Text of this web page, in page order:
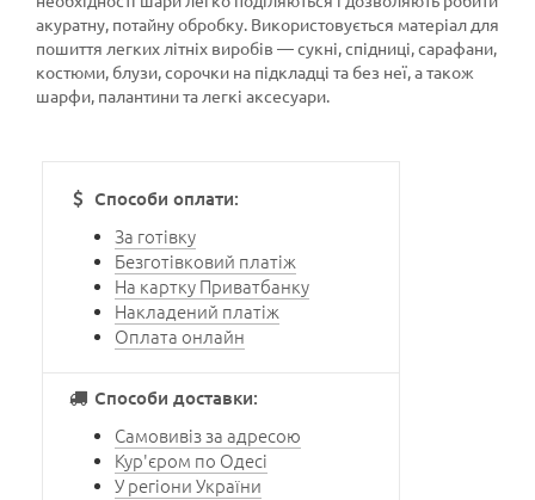
акуратну, потайну обробку. Використовується матеріал для
пошиття легких літніх виробів — сукні, спідниці, сарафани,
костюми, блузи, сорочки на підкладці та без неї, а також
шарфи, палантини та легкі аксесуари.
Способи оплати:
За готівку
Безготівковий платіж
На картку Приватбанку
Накладений платіж
Оплата онлайн
Способи доставки:
Самовивіз за адресою
Кур'єром по Одесі
У регіони України